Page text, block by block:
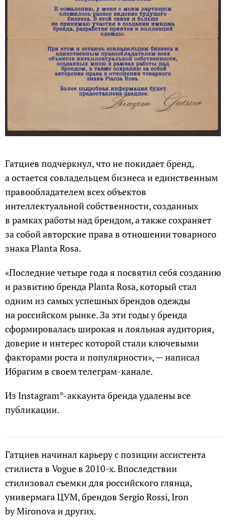
Гатциев подчеркнул, что не покидает бренд,
а остается совладельцем бизнеса и единственным
правообладателем всех объектов
интеллектуальной собственности, созданных
в рамках работы над брендом, а также сохраняет
за собой авторские права в отношении товарного
знака Planta Rosa.
«Последние четыре года я посвятил себя созданию
и развитию бренда Planta Rosa, который стал
одним из самых успешных брендов одежды
на российском рынке. За эти годы у бренда
сформировалась широкая и лояльная аудитория,
доверие и интерес которой стали ключевыми
факторами роста и популярности», — написал
Ибрагим в своем телеграм-канале.
Из Instagram*-аккаунта бренда удалены все
публикации.
Гатциев начинал карьеру с позиции ассистента
стилиста в Vogue в 2010-х. Впоследствии
стилизовал съемки для российского глянца,
универмага ЦУМ, брендов Sergio Rossi, Iron
by Mironova и других.